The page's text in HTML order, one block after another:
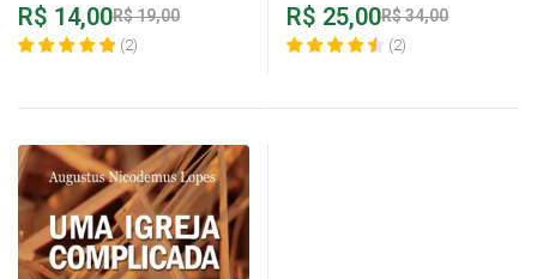
R$19,00
R$ 14,00
(2)
R$34,00
R$ 25,00
(2)